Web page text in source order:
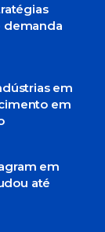
demanda
em
em
em
até